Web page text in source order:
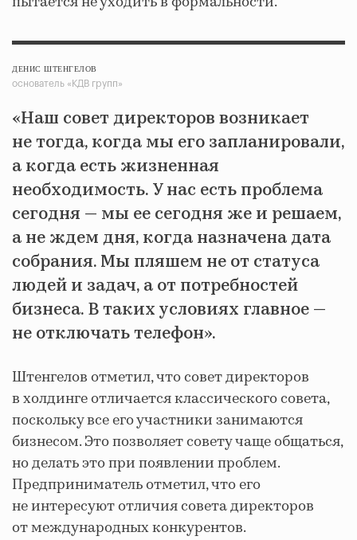
ДЕНИС ШТЕНГЕЛОВ
основатель «КДВ групп»
«Наш совет директоров возникает
не тогда, когда мы его запланировали,
а когда есть жизненная
необходимость. У нас есть проблема
сегодня — мы ее сегодня же и решаем,
а не ждем дня, когда назначена дата
собрания. Мы пляшем не от статуса
людей и задач, а от потребностей
бизнеса. В таких условиях главное —
не отключать телефон».
Штенгелов отметил, что совет директоров
в холдинге отличается классического совета,
поскольку все его участники занимаются
бизнесом. Это позволяет совету чаще общаться,
но делать это при появлении проблем.
Предприниматель отметил, что его
не интересуют отличия совета директоров
от международных конкурентов.